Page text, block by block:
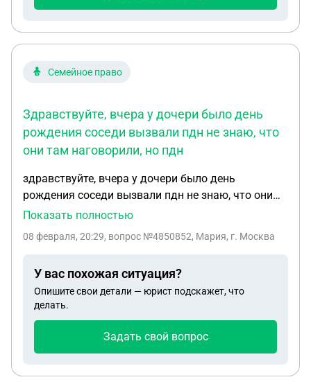
Семейное право
Здравствуйте, вчера у дочери было день
рождения соседи вызвали пдн не знаю, что
они там наговорили, но пдн
здравствуйте, вчера у дочери было день
рождения соседи вызвали пдн не знаю, что они
там наговорили, но пдн вошло без разрешения
прошла все комнаты зашла в зал и понюхала
алкоголь пила я мама дочери) женщина из пдн
сказала моей дочери, что поставит её на учет,
подскажите что делать? в квартире меня не было
Показать полностью
08 февраля, 20:29, вопрос №4850852, Мария, г. Москва
У вас похожая ситуация?
Опишите свои детали — юрист подскажет, что
делать.
Задать свой вопрос